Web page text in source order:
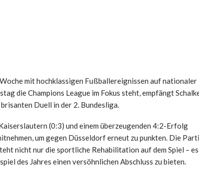
mit hochklassigen Fußballereignissen auf nationaler
die Champions League im Fokus steht, empfängt
Duell in der 2. Bundesliga.
(0:3) und einem überzeugenden 4:2-Erfolg
um gegen Düsseldorf erneut zu punkten. Die
nicht nur die sportliche Rehabilitation auf dem Spiel – es
des Jahres einen versöhnlichen Abschluss zu bieten.